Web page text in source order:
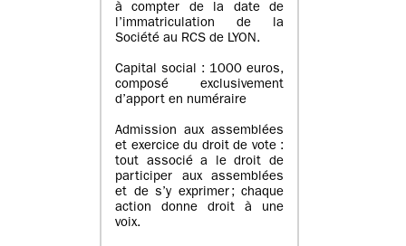
à compter de la date de
l’immatriculation de la
Société au RCS de LYON.
Capital social : 1000 euros,
composé exclusivement
d’apport en numéraire
Admission aux assemblées
et exercice du droit de vote :
tout associé a le droit de
participer aux assemblées
et de s’y exprimer ; chaque
action donne droit à une
voix.